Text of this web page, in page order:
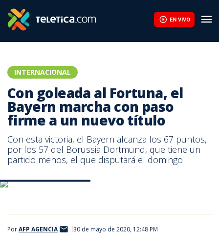
EN VIVO
INTERNACIONAL
Con goleada al Fortuna, el
Bayern marcha con paso
firme a un nuevo título
Con esta victoria, el Bayern alcanza los 67 puntos,
por los 57 del Borussia Dortmund, que tiene un
partido menos, el que disputará el domingo
PorAFP AGENCIA 30 de mayo de 2020, 12:48 PM